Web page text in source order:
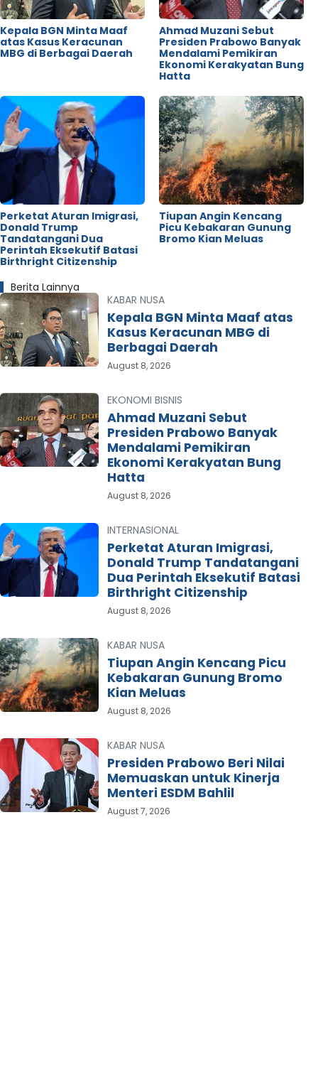
Kepala BGN Minta Maaf
atas Kasus Keracunan
MBG di Berbagai Daerah
Ahmad Muzani Sebut
Presiden Prabowo Banyak
Mendalami Pemikiran
Ekonomi Kerakyatan Bung
Hatta
Perketat Aturan Imigrasi,
Donald Trump
Tandatangani Dua
Perintah Eksekutif Batasi
Birthright Citizenship
Tiupan Angin Kencang
Picu Kebakaran Gunung
Bromo Kian Meluas
Berita Lainnya
KABAR NUSA
Kepala BGN Minta Maaf atas
Kasus Keracunan MBG di
Berbagai Daerah
August 8, 2026
EKONOMI BISNIS
Ahmad Muzani Sebut
Presiden Prabowo Banyak
Mendalami Pemikiran
Ekonomi Kerakyatan Bung
Hatta
August 8, 2026
INTERNASIONAL
Perketat Aturan Imigrasi,
Donald Trump Tandatangani
Dua Perintah Eksekutif Batasi
Birthright Citizenship
August 8, 2026
KABAR NUSA
Tiupan Angin Kencang Picu
Kebakaran Gunung Bromo
Kian Meluas
August 8, 2026
KABAR NUSA
Presiden Prabowo Beri Nilai
Memuaskan untuk Kinerja
Menteri ESDM Bahlil
August 7, 2026